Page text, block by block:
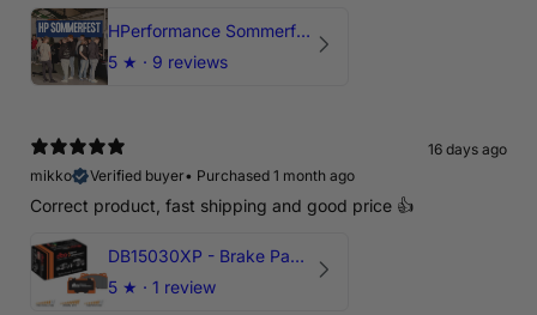
HPerformance Sommerfest 2026
5 ★ · 9 reviews
16 days ago
mikko
Verified buyer• Purchased 1 month ago
Correct product, fast shipping and good price 👍
DB15030XP - Brake Pads Xtreme Performance | Front Axle
5 ★ · 1 review